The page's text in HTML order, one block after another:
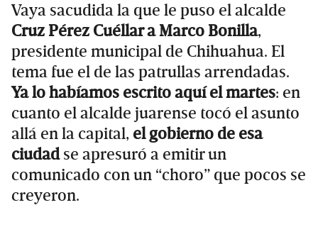
Vaya sacudida la que le puso el alcalde
Cruz Pérez Cuéllar a Marco Bonilla,
presidente municipal de Chihuahua. El
tema fue el de las patrullas arrendadas.
Ya lo habíamos escrito aquí el martes: en
cuanto el alcalde juarense tocó el asunto
allá en la capital, el gobierno de esa
ciudadse apresuró a emitir un
comunicado con un “choro” que pocos se
creyeron.